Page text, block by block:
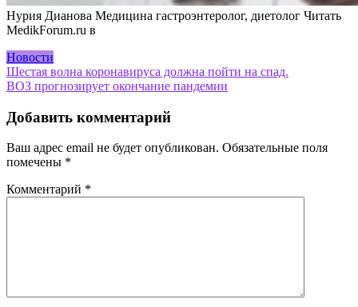
Нурия Дианова Медицина гастроэнтеролог, диетолог Читать
MedikForum.ru в
Новости
Навигация
по
записям
Шестая волна коронавируса должна пойти на спад.
ВОЗ прогнозирует окончание пандемии
Добавить комментарий
Ваш адрес email не будет опубликован. Обязательные поля
помечены *
Комментарий *